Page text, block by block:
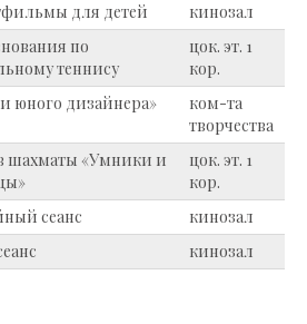
для детей
кинозал
по
теннису
цок. эт. 1
кор.
юного дизайнера»
ком-та
творчества
шахматы «Умники и
цок. эт. 1
кор.
сеанс
кинозал
кинозал